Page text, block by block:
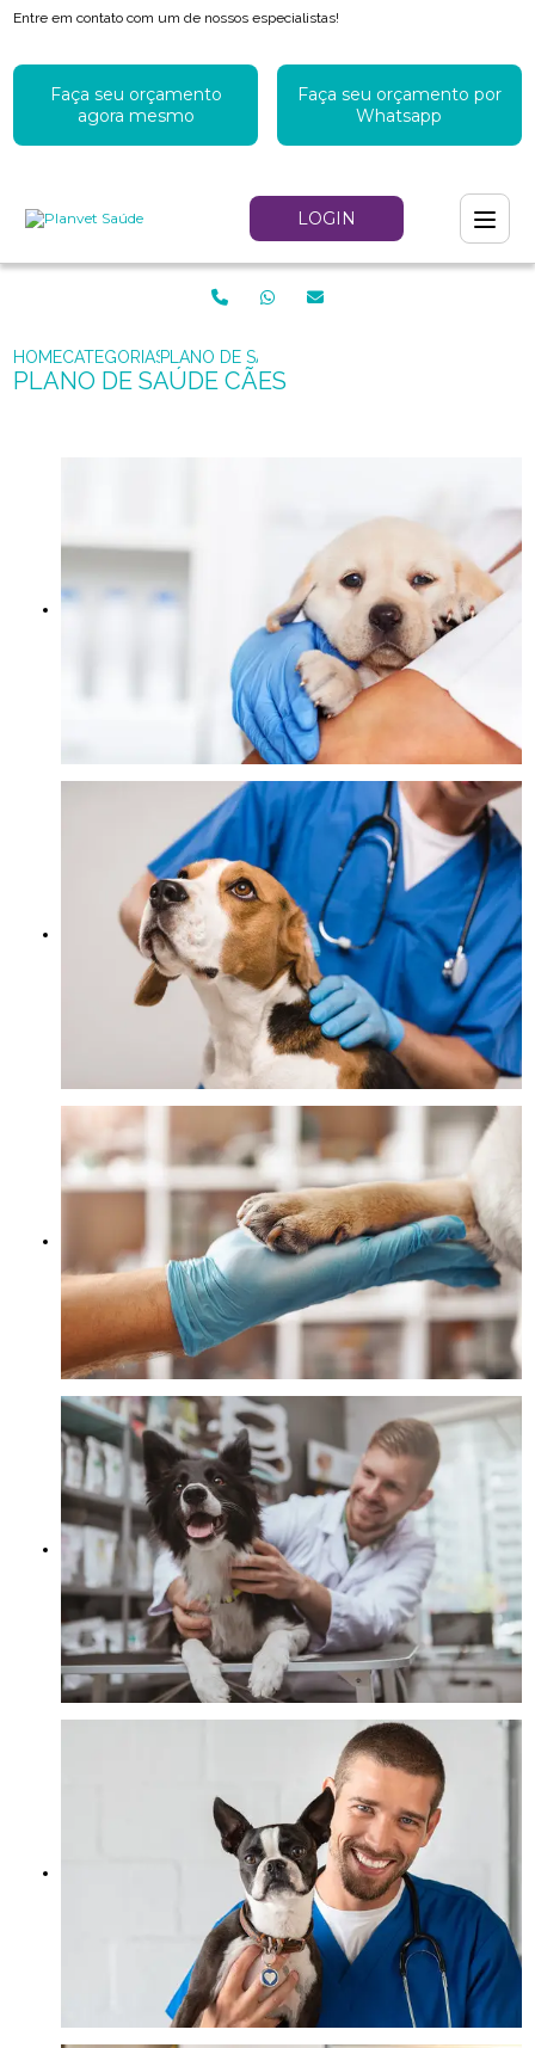
Entre em contato com um de nossos especialistas!
Faça seu orçamento
agora mesmo
Faça seu orçamento por
Whatsapp
LOGIN
HOMECATEGORIASPLANO DE SAÚDE CÃES
PLANO DE SAÚDE CÃES